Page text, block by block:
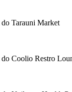
do Tarauni Market
do Coolio Restro